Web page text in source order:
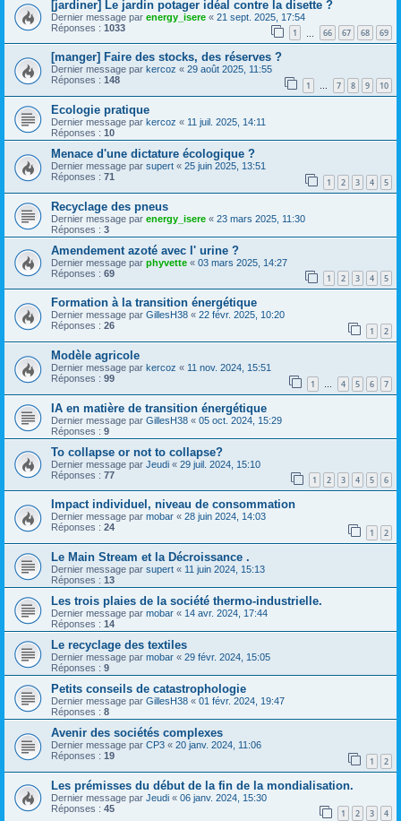
[jardiner] Le jardin potager idéal contre la disette ?
Dernier message par energy_isere « 21 sept. 2025, 17:54
Réponses : 1033 1 66 67 68 69
[manger] Faire des stocks, des réserves ?
Dernier message par kercoz « 29 août 2025, 11:55
Réponses : 148 1 … 7 8 9 10
Ecologie pratique
Dernier message par kercoz « 11 juil. 2025, 14:11
Réponses : 10
Menace d'une dictature écologique ?
Dernier message par supert « 25 juin 2025, 13:51
Réponses : 71 1 2 3 4 5
Recyclage des pneus
Dernier message par energy_isere « 23 mars 2025, 11:30
Réponses : 3
Amendement azoté avec l' urine ?
Dernier message par phyvette « 03 mars 2025, 14:27
Réponses : 69 1 2 3 4 5
Formation à la transition énergétique
Dernier message par GillesH38 « 22 févr. 2025, 10:20
Réponses : 26 1 2
Modèle agricole
Dernier message par kercoz « 11 nov. 2024, 15:51
Réponses : 99 1 … 4 5 6 7
IA en matière de transition énergétique
Dernier message par GillesH38 « 05 oct. 2024, 15:29
Réponses : 9
To collapse or not to collapse?
Dernier message par Jeudi « 29 juil. 2024, 15:10
Réponses : 77 1 2 3 4 5 6
Impact individuel, niveau de consommation
Dernier message par mobar « 28 juin 2024, 14:03
Réponses : 24 1 2
Le Main Stream et la Décroissance .
Dernier message par supert « 11 juin 2024, 15:13
Réponses : 13
Les trois plaies de la société thermo-industrielle.
Dernier message par mobar « 14 avr. 2024, 17:44
Réponses : 14
Le recyclage des textiles
Dernier message par mobar « 29 févr. 2024, 15:05
Réponses : 9
Petits conseils de catastrophologie
Dernier message par GillesH38 « 01 févr. 2024, 19:47
Réponses : 8
Avenir des sociétés complexes
Dernier message par CP3 « 20 janv. 2024, 11:06
Réponses : 19 1 2
Les prémisses du début de la fin de la mondialisation.
Dernier message par Jeudi « 06 janv. 2024, 15:30
Réponses : 45 1 2 3 4